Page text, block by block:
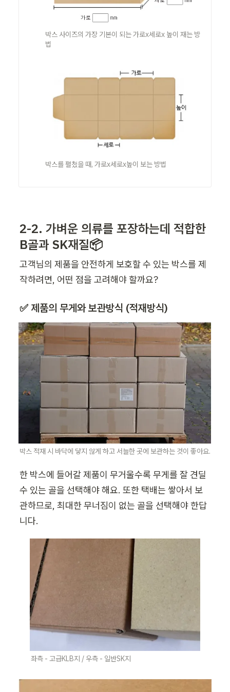
박스 사이즈의 가장 기본이 되는 가로x세로x 높이 재는 방
법
박스를 펼쳤을 때, 가로x세로x높이 보는 방법
2-2. 가벼운 의류를 포장하는데 적합한
B골과 SK재질📦
고객님의 제품을 안전하게 보호할 수 있는 박스를 제
작하려면, 어떤 점을 고려해야 할까요?
✅ 제품의 무게와 보관방식 (적재방식)
박스 적재 시 바닥에 닿지 않게 하고 서늘한 곳에 보관하는 것이 좋아요.
한 박스에 들어갈 제품이 무거울수록 무게를 잘 견딜
수 있는 골을 선택해야 해요. 또한 택배는 쌓아서 보
관하므로, 최대한 무너짐이 없는 골을 선택해야 한답
니다.
좌측 - 고급KLB지 / 우측 - 일반SK지